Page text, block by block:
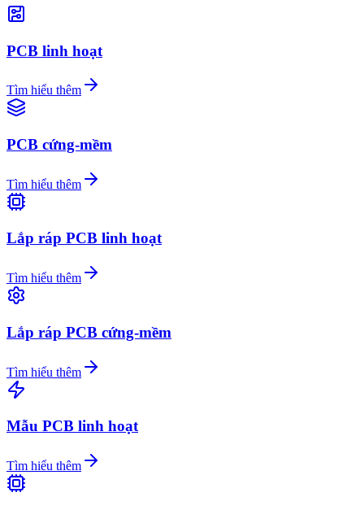
PCB linh hoạt
Tìm hiểu thêm
PCB cứng-mềm
Tìm hiểu thêm
Lắp ráp PCB linh hoạt
Tìm hiểu thêm
Lắp ráp PCB cứng-mềm
Tìm hiểu thêm
Mẫu PCB linh hoạt
Tìm hiểu thêm